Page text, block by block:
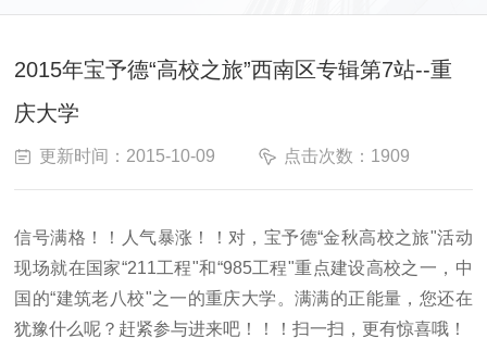
2015年宝予德“高校之旅”西南区专辑第7站--重
庆大学
更新时间：2015-10-09 点击次数：1909
信号满格！！人气暴涨！！对，宝予德“金秋高校之旅"活动
现场就在国家“211工程"和“985工程"重点建设高校之一 ，中
国的“建筑老八校"之一的重庆大学。满满的正能量，您还在
犹豫什么呢？赶紧参与进来吧！！！扫一扫，更有惊喜哦！